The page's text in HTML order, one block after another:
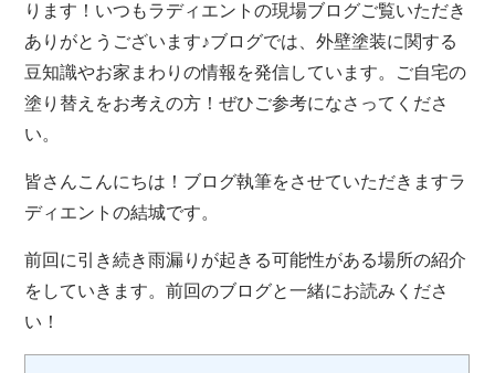
ります！いつもラディエントの現場ブログご覧いただき
ありがとうございます♪ブログでは、外壁塗装に関する
豆知識やお家まわりの情報を発信しています。ご自宅の
塗り替えをお考えの方！ぜひご参考になさってくださ
い。
皆さんこんにちは！ブログ執筆をさせていただきますラ
ディエントの結城です。
前回に引き続き雨漏りが起きる可能性がある場所の紹介
をしていきます。前回のブログと一緒にお読みくださ
い！